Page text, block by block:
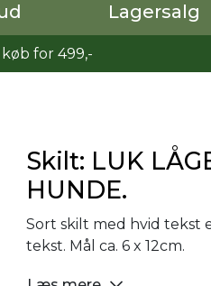
Lagersalg
for 499,-
Skilt: LUK
HUNDE.
Sort skilt med hvid tekst
tekst. Mål ca. 6 x 12cm.